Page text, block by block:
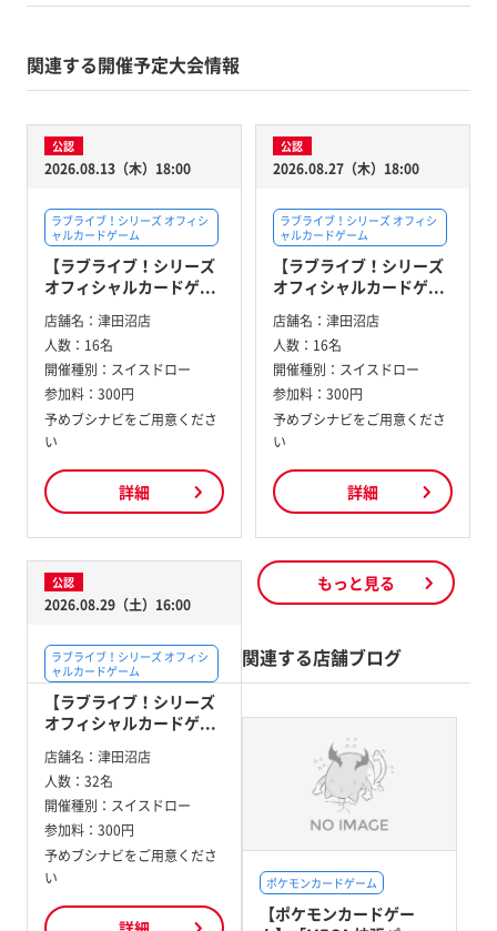
関連する開催予定大会情報
公認
2026.08.13（木）18:00
ラブライブ！シリーズ オフィシ
ャルカードゲーム
【ラブライブ！シリーズ
オフィシャルカードゲ...
店舗名： 津田沼店
人数： 16名
開催種別： スイスドロー
参加料： 300円
予めブシナビをご用意くださ
い
詳細
公認
2026.08.27（木）18:00
ラブライブ！シリーズ オフィシ
ャルカードゲーム
【ラブライブ！シリーズ
オフィシャルカードゲ...
店舗名： 津田沼店
人数： 16名
開催種別： スイスドロー
参加料： 300円
予めブシナビをご用意くださ
い
詳細
公認
2026.08.29（土）16:00
ラブライブ！シリーズ オフィシ
ャルカードゲーム
【ラブライブ！シリーズ
オフィシャルカードゲ...
店舗名： 津田沼店
人数： 32名
開催種別： スイスドロー
参加料： 300円
予めブシナビをご用意くださ
い
もっと見る
関連する店舗ブログ
ポケモンカードゲーム
【ポケモンカードゲー